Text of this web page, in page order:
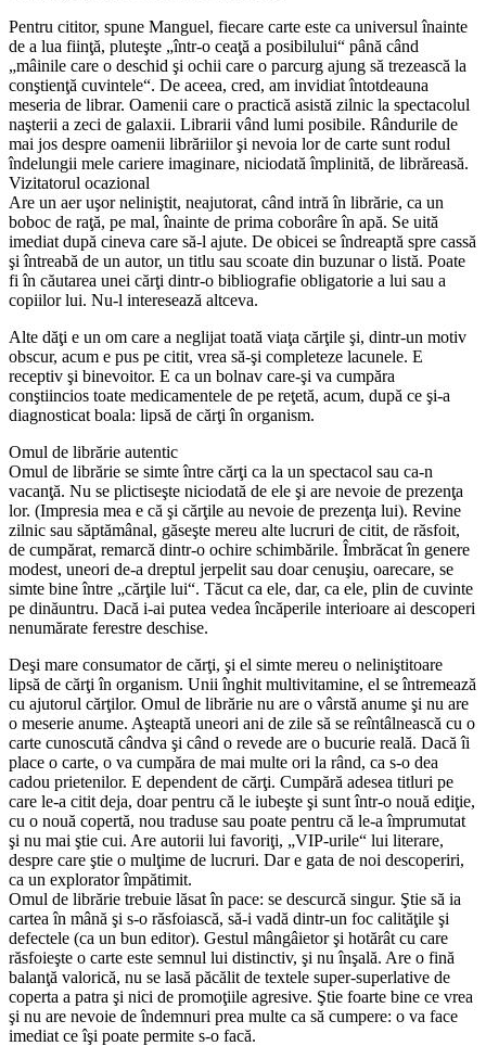
Pentru cititor, spune Manguel, fiecare carte este ca universul înainte
de a lua fiinţă, pluteşte „într-o ceaţă a posibilului“ până când
„mâinile care o deschid şi ochii care o parcurg ajung să trezească la
conştienţă cuvintele“. De aceea, cred, am invidiat întotdeauna
meseria de librar. Oamenii care o practică asistă zilnic la spectacolul
naşterii a zeci de galaxii. Librarii vând lumi posibile. Rândurile de
mai jos despre oamenii librăriilor şi nevoia lor de carte sunt rodul
îndelungii mele cariere imaginare, niciodată împlinită, de librăreasă.
Vizitatorul ocazional
Are un aer uşor neliniştit, neajutorat, când intră în librărie, ca un
boboc de raţă, pe mal, înainte de prima coborâre în apă. Se uită
imediat după cineva care să-l ajute. De obicei se îndreaptă spre cassă
şi întreabă de un autor, un titlu sau scoate din buzunar o listă. Poate
fi în căutarea unei cărţi dintr-o bibliografie obligatorie a lui sau a
copiilor lui. Nu-l interesează altceva.
Alte dăţi e un om care a neglijat toată viaţa cărţile şi, dintr-un motiv
obscur, acum e pus pe citit, vrea să-şi completeze lacunele. E
receptiv şi binevoitor. E ca un bolnav care-şi va cumpăra
conştiincios toate medicamentele de pe reţetă, acum, după ce şi-a
diagnosticat boala: lipsă de cărţi în organism.
Omul de librărie autentic
Omul de librărie se simte între cărţi ca la un spectacol sau ca-n
vacanţă. Nu se plictiseşte niciodată de ele şi are nevoie de prezenţa
lor. (Impresia mea e că şi cărţile au nevoie de prezenţa lui). Revine
zilnic sau săptămânal, găseşte mereu alte lucruri de citit, de răsfoit,
de cumpărat, remarcă dintr-o ochire schimbările. Îmbrăcat în genere
modest, uneori de-a dreptul jerpelit sau doar cenuşiu, oarecare, se
simte bine între „cărţile lui“. Tăcut ca ele, dar, ca ele, plin de cuvinte
pe dinăuntru. Dacă i-ai putea vedea încăperile interioare ai descoperi
nenumărate ferestre deschise.
Deşi mare consumator de cărţi, şi el simte mereu o neliniştitoare
lipsă de cărţi în organism. Unii înghit multivitamine, el se întremează
cu ajutorul cărţilor. Omul de librărie nu are o vârstă anume şi nu are
o meserie anume. Aşteaptă uneori ani de zile să se reîntâlnească cu o
carte cunoscută cândva şi când o revede are o bucurie reală. Dacă îi
place o carte, o va cumpăra de mai multe ori la rând, ca s-o dea
cadou prietenilor. E dependent de cărţi. Cumpără adesea titluri pe
care le-a citit deja, doar pentru că le iubeşte şi sunt într-o nouă ediţie,
cu o nouă copertă, nou traduse sau poate pentru că le-a împrumutat
şi nu mai ştie cui. Are autorii lui favoriţi, „VIP-urile“ lui literare,
despre care ştie o mulţime de lucruri. Dar e gata de noi descoperiri,
ca un explorator împătimit.
Omul de librărie trebuie lăsat în pace: se descurcă singur. Ştie să ia
cartea în mână şi s-o răsfoiască, să-i vadă dintr-un foc calităţile şi
defectele (ca un bun editor). Gestul mângâietor şi hotărât cu care
răsfoieşte o carte este semnul lui distinctiv, şi nu înşală. Are o fină
balanţă valorică, nu se lasă păcălit de textele super-superlative de
coperta a patra şi nici de promoţiile agresive. Ştie foarte bine ce vrea
şi nu are nevoie de îndemnuri prea multe ca să cumpere: o va face
imediat ce îşi poate permite s-o facă.